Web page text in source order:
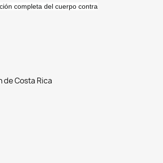
completa del cuerpo contra
de Costa Rica